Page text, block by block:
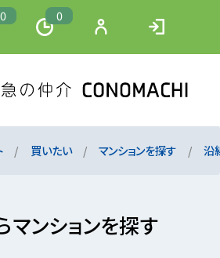
0 0
買いたい マンションを探す 沿
マンションを探す